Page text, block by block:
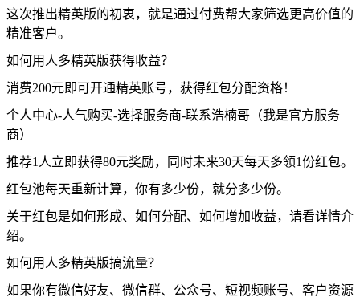
这次推出精英版的初衷，就是通过付费帮大家筛选更高价值的
精准客户。
如何用人多精英版获得收益？
消费200元即可开通精英账号，获得红包分配资格！
个人中心-人气购买-选择服务商-联系浩楠哥（我是官方服务
商）
推荐1人立即获得80元奖励，同时未来30天每天多领1份红包。
红包池每天重新计算，你有多少份，就分多少份。
关于红包是如何形成、如何分配、如何增加收益，请看详情介
绍。
如何用人多精英版搞流量？
如果你有微信好友、微信群、公众号、短视频账号、客户资源